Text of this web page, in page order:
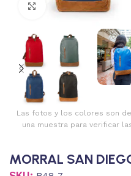
Clic para ampliar
Las fotos y los colores son
una muestra para verificar
MORRAL SAN